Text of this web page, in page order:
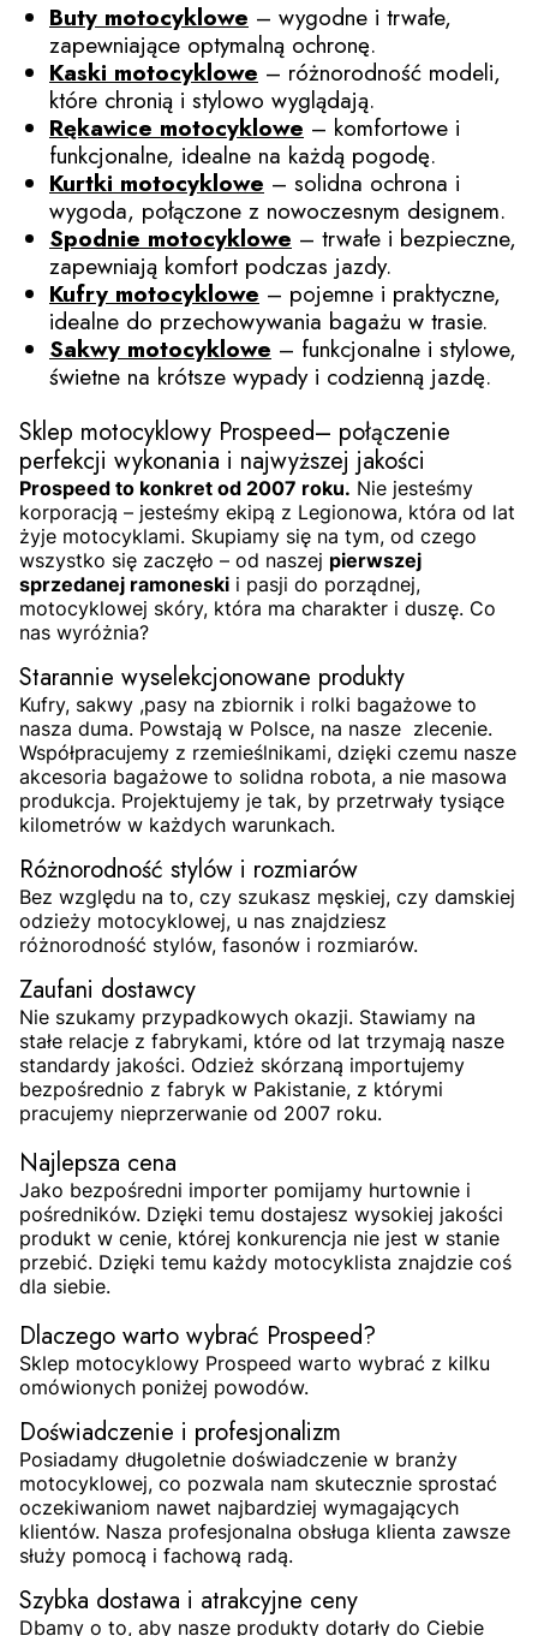
Buty motocyklowe – wygodne i trwałe,
zapewniające optymalną ochronę.
Kaski motocyklowe – różnorodność modeli,
które chronią i stylowo wyglądają.
Rękawice motocyklowe – komfortowe i
funkcjonalne, idealne na każdą pogodę.
Kurtki motocyklowe – solidna ochrona i
wygoda, połączone z nowoczesnym designem.
Spodnie motocyklowe – trwałe i bezpieczne,
zapewniają komfort podczas jazdy.
Kufry motocyklowe – pojemne i praktyczne,
idealne do przechowywania bagażu w trasie.
Sakwy motocyklowe – funkcjonalne i stylowe,
świetne na krótsze wypady i codzienną jazdę.
Sklep motocyklowy Prospeed– połączenie
perfekcji wykonania i najwyższej jakości
Prospeed to konkret od 2007 roku. Nie jesteśmy
korporacją – jesteśmy ekipą z Legionowa, która od lat
żyje motocyklami. Skupiamy się na tym, od czego
wszystko się zaczęło – od naszej pierwszej
sprzedanej ramoneski i pasji do porządnej,
motocyklowej skóry, która ma charakter i duszę. Co
nas wyróżnia?
Starannie wyselekcjonowane produkty
Kufry, sakwy ,pasy na zbiornik i rolki bagażowe to
nasza duma. Powstają w Polsce, na nasze zlecenie.
Współpracujemy z rzemieślnikami, dzięki czemu nasze
akcesoria bagażowe to solidna robota, a nie masowa
produkcja. Projektujemy je tak, by przetrwały tysiące
kilometrów w każdych warunkach.
Różnorodność stylów i rozmiarów
Bez względu na to, czy szukasz męskiej, czy damskiej
odzieży motocyklowej, u nas znajdziesz
różnorodność stylów, fasonów i rozmiarów.
Zaufani dostawcy
Nie szukamy przypadkowych okazji. Stawiamy na
stałe relacje z fabrykami, które od lat trzymają nasze
standardy jakości. Odzież skórzaną importujemy
bezpośrednio z fabryk w Pakistanie, z którymi
pracujemy nieprzerwanie od 2007 roku.
Najlepsza cena
Jako bezpośredni importer pomijamy hurtownie i
pośredników. Dzięki temu dostajesz wysokiej jakości
produkt w cenie, której konkurencja nie jest w stanie
przebić. Dzięki temu każdy motocyklista znajdzie coś
dla siebie.
Dlaczego warto wybrać Prospeed?
Sklep motocyklowy Prospeed warto wybrać z kilku
omówionych poniżej powodów.
Doświadczenie i profesjonalizm
Posiadamy długoletnie doświadczenie w branży
motocyklowej, co pozwala nam skutecznie sprostać
oczekiwaniom nawet najbardziej wymagających
klientów. Nasza profesjonalna obsługa klienta zawsze
służy pomocą i fachową radą.
Szybka dostawa i atrakcyjne ceny
Dbamy o to, aby nasze produkty dotarły do Ciebie